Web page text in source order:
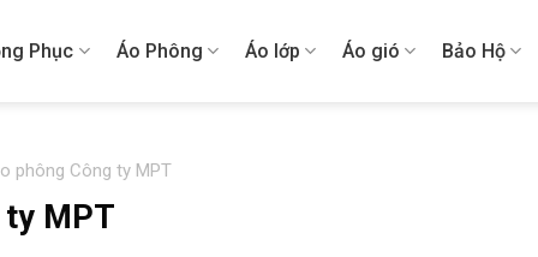
Phục Áo Phông Áo lớp Áo gió Bảo Hộ
phông Công ty MPT
ty MPT